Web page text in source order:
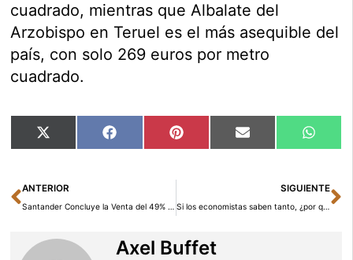
cuadrado, mientras que Albalate del
Arzobispo en Teruel es el más asequible del
país, con solo 269 euros por metro
cuadrado.
Compartir
en
X
(Twitter)
Compartir
en
Facebook Compartir
en
Pinterest Compartir
en
Email
en
Ant
ANTERIOR
Santander Concluye la Venta del 49% de Santander Bank Polska a Erste Group
SIGUIENTE
Si los economistas saben tanto, ¿por qué no son ricos? La respuesta incómoda de los mercados
Axel Buffet